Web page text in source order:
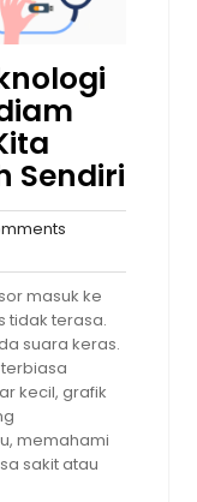
Sendiri
masuk ke
tidak terasa.
suara keras.
kecil, grafik
memahami
sakit atau